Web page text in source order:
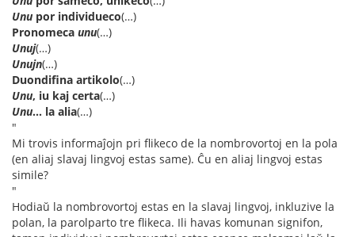
Unupor individueco(…)
Pronomeca unu(…)
Unuj(…)
Unujn(…)
Duondifina artikolo(…)
Unu, iu kaj certa(…)
Unu... la alia(…)
"
Mi trovis informaĵojn pri flikeco de la nombrovortoj en la pola
(en aliaj slavaj lingvoj estas same). Ĉu en aliaj lingvoj estas
simile?
"
Hodiaŭ la nombrovortoj estas en la slavaj lingvoj, inkluzive la
polan, la parolparto tre flikeca. Ili havas komunan signifon,